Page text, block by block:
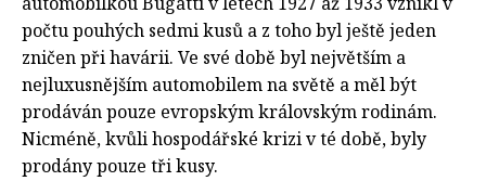
počtu pouhých sedmi kusů a z toho byl ještě jeden
zničen při havárii. Ve své době byl největším a
nejluxusnějším automobilem na světě a měl být
prodáván pouze evropským královským rodinám.
Nicméně, kvůli hospodářské krizi v té době, byly
prodány pouze tři kusy.